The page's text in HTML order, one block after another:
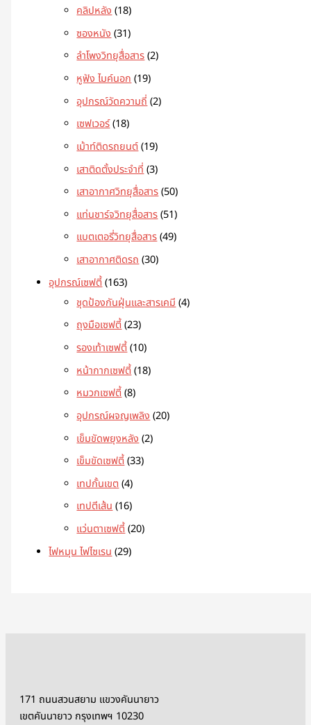
คลิปหลัง 18
ซองหนัง 31
ลำโพงวิทยุสื่อสาร 2
หูฟัง ไมค์นอก 19
อุปกรณ์วัดความถี่ 2
เซฟเวอร์ 18
เม้าท์ติดรถยนต์ 19
เสาติดตั้งประจำที่ 3
เสาอากาศวิทยุสื่อสาร 50
แท่นชาร์จวิทยุสื่อสาร 51
แบตเตอรี่วิทยุสื่อสาร 49
เสาอากาศติดรถ 30
อุปกรณ์เซฟตี้ 163
ชุดป้องกันฝุ่นและสารเคมี 4
ถุงมือเซฟตี้ 23
รองเท้าเซฟตี้ 10
หน้ากากเซฟตี้ 18
หมวกเซฟตี้ 8
อุปกรณ์ผจญเพลิง 20
เข็มขัดพยุงหลัง 2
เข็มขัดเซฟตี้ 33
เทปกั้นเขต 4
เทปตีเส้น 16
แว่นตาเซฟตี้ 20
ไฟหมุน ไฟไซเรน 29
171 ถนนสวนสยาม แขวงคันนายาว
เขตคันนายาว กรุงเทพฯ 10230